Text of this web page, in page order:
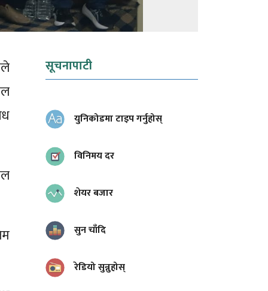
सूचनापाटी
युनिकोडमा टाइप गर्नुहोस्
विनिमय दर
शेयर बजार
सुन चाँदि
रेडियो सुन्नुहोस्